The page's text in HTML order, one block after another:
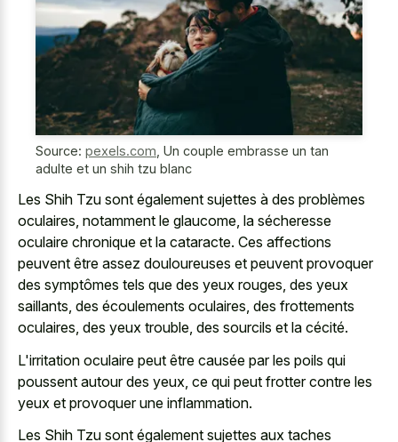
Source: pexels.com Un couple embrasse un tan
adulte et un shih tzu blanc
Les Shih Tzu sont également sujettes à des problèmes
oculaires, notamment le glaucome, la sécheresse
oculaire chronique et la cataracte. Ces affections
peuvent être assez douloureuses et peuvent provoquer
des symptômes tels que des yeux rouges, des yeux
saillants, des écoulements oculaires, des frottements
oculaires, des yeux trouble, des sourcils et la cécité.
L'irritation oculaire peut être causée par les poils qui
poussent autour des yeux, ce qui peut frotter contre les
yeux et provoquer une inflammation.
Les Shih Tzu sont également sujettes aux taches